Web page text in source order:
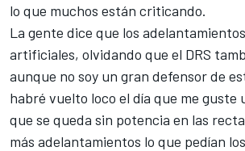
lo que muchos están criticando.
La gente dice que los
artificiales, olvidando que el DRS
aunque no soy un gran defensor de
habré vuelto loco el día que me guste
que se queda sin potencia en las
más adelantamientos lo que pedían